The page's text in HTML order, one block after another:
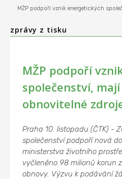
MŽP podpoří vznik energetických
zprávy z tisku
MŽP podpoří
společenství,
obnovitelné
Praha 10. listopadu (ČTK) -
společenství podpoří nová
ministerstva životního
vyčleněno 98 milionů korun
obnovy. Výzvu k podávání